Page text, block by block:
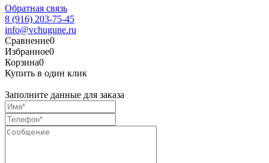
Обратная связь
8 (916) 203-75-45
info@vchugune.ru
Сравнение0
Избранное0
Корзина0
Купить в один клик
Заполните данные для заказа